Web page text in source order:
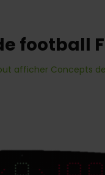
football
afficher Concepts